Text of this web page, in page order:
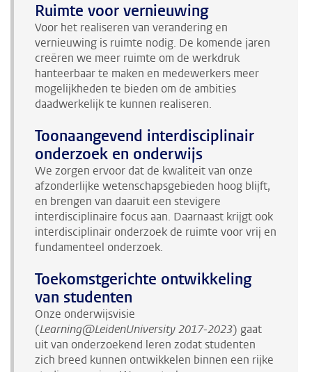
Ruimte voor vernieuwing
Voor het realiseren van verandering en
vernieuwing is ruimte nodig. De komende jaren
creëren we meer ruimte om de werkdruk
hanteerbaar te maken en medewerkers meer
mogelijkheden te bieden om de ambities
daadwerkelijk te kunnen realiseren.
Toonaangevend interdisciplinair
onderzoek en onderwijs
We zorgen ervoor dat de kwaliteit van onze
afzonderlijke wetenschapsgebieden hoog blijft,
en brengen van daaruit een stevigere
interdisciplinaire focus aan. Daarnaast krijgt ook
interdisciplinair onderzoek de ruimte voor vrij en
fundamenteel onderzoek.
Toekomstgerichte ontwikkeling
van studenten
Onze onderwijsvisie
(Learning@LeidenUniversity 2017-2023) gaat
uit van onderzoekend leren zodat studenten
zich breed kunnen ontwikkelen binnen een rijke